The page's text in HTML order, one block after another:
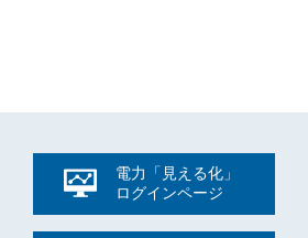
電力「見える化」
ログインページ